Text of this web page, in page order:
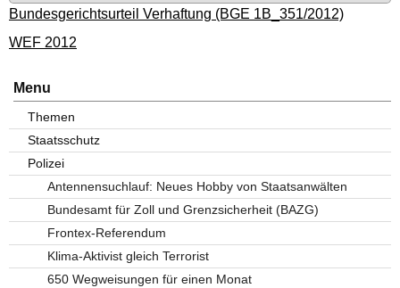
Bundesgerichtsurteil Verhaftung (BGE 1B_351/2012)
WEF 2012
Menu
Themen
Staatsschutz
Polizei
Antennensuchlauf: Neues Hobby von Staatsanwälten
Bundesamt für Zoll und Grenzsicherheit (BAZG)
Frontex-Referendum
Klima-Aktivist gleich Terrorist
650 Wegweisungen für einen Monat